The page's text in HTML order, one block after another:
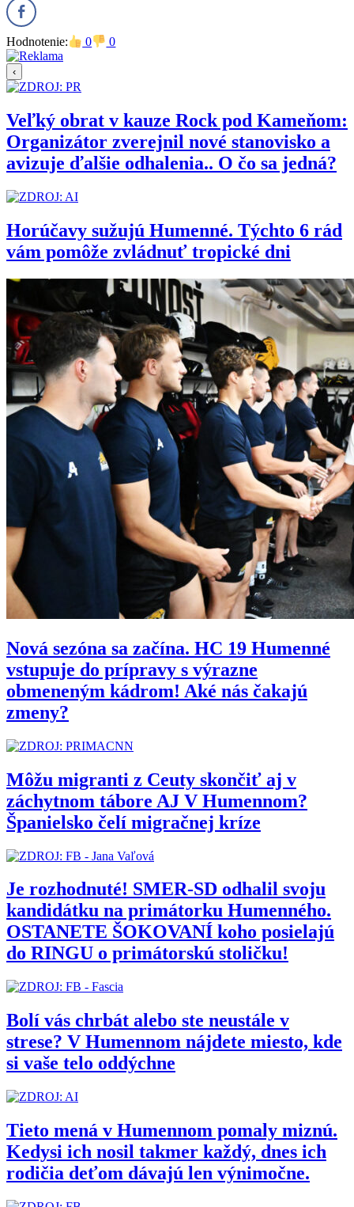
Hodnotenie: 0 0
‹
Veľký obrat v kauze Rock pod Kameňom:
Organizátor zverejnil nové stanovisko a
avizuje ďalšie odhalenia.. O čo sa jedná?
Horúčavy sužujú Humenné. Týchto 6 rád
vám pomôže zvládnuť tropické dni
Nová sezóna sa začína. HC 19 Humenné
vstupuje do prípravy s výrazne
obmeneným kádrom! Aké nás čakajú
zmeny?
Môžu migranti z Ceuty skončiť aj v
záchytnom tábore AJ V Humennom?
Španielsko čelí migračnej kríze
Je rozhodnuté! SMER-SD odhalil svoju
kandidátku na primátorku Humenného.
OSTANETE ŠOKOVANÍ koho posielajú
do RINGU o primátorskú stoličku!
Bolí vás chrbát alebo ste neustále v
strese? V Humennom nájdete miesto, kde
si vaše telo oddýchne
Tieto mená v Humennom pomaly miznú.
Kedysi ich nosil takmer každý, dnes ich
rodičia deťom dávajú len výnimočne.